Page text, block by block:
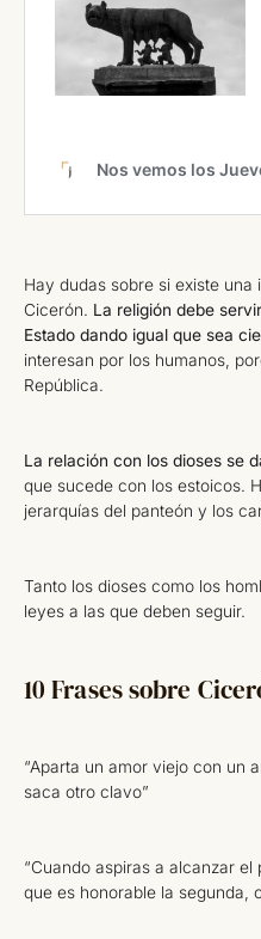
Hay dudas sobre si existe
Cicerón. La religión debe
Estado dando igual que sea
interesan por los humanos,
República.
La relación con los dioses se
que sucede con los estoicos.
jerarquías del panteón y los
Tanto los dioses como los
leyes a las que deben seguir.
10 Frases sobre
“Aparta un amor viejo con un
saca otro clavo”
“Cuando aspiras a alcanzar
que es honorable la segunda,